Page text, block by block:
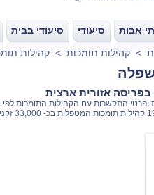
אבות סיעודי סיעודי בבית
> קהילות תומכות > קהילות
אזורית ארצית
התקשרות עם הקהילות התומכות לפי